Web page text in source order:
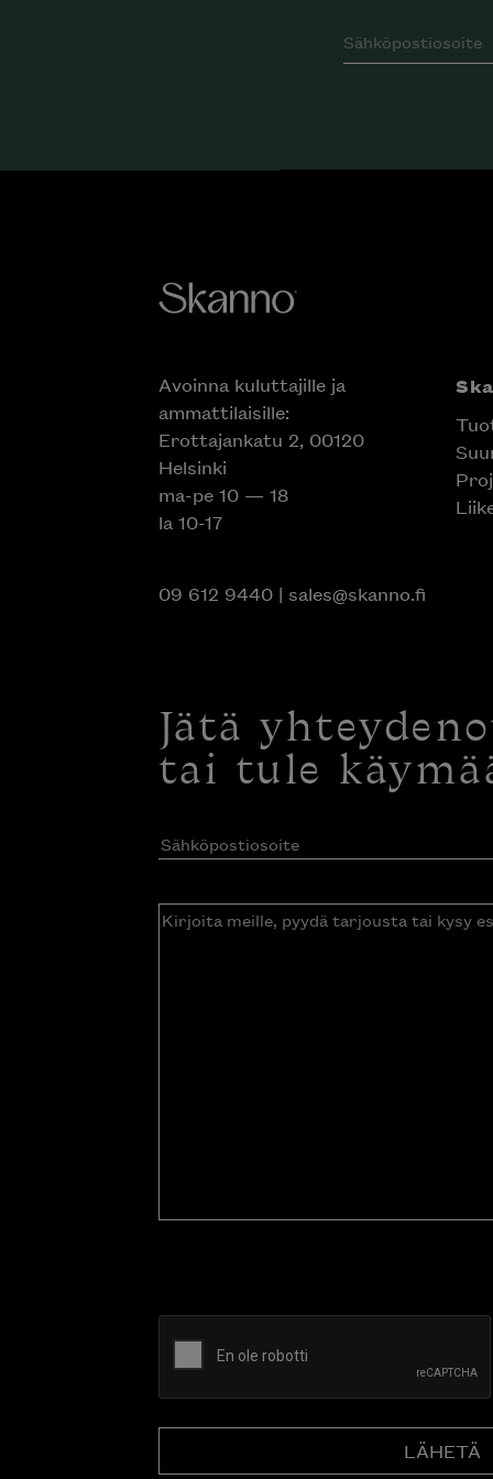
Avoinna kuluttajille ja
ammattilaisille:
Erottajankatu 2, 00120
Helsinki
ma-pe 10 — 18
la 10-17
09 612 9440| sales@skanno.fi
Jätä
tai tule
Sähköpostiosoite(Pakollinen)
Kirjoita